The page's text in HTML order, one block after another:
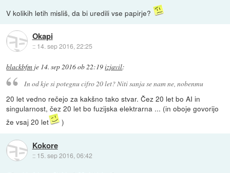
V kolikih letih misliš, da bi uredili vse papirje?
Okapi
:: 14. sep 2016, 22:25
blackbfm je 14. sep 2016 ob 22:19izjavil:
In od kje si potegnu cifro 20 let? Niti sanja se nam ne, nobenmu
20 let vedno rečejo za kakšno tako stvar. Čez 20 let bo AI in
singularnost, čez 20 let bo fuzijska elektrarna ... (in oboje govorijo
že vsaj 20 let
)
Kokore
:: 15. sep 2016, 06:42